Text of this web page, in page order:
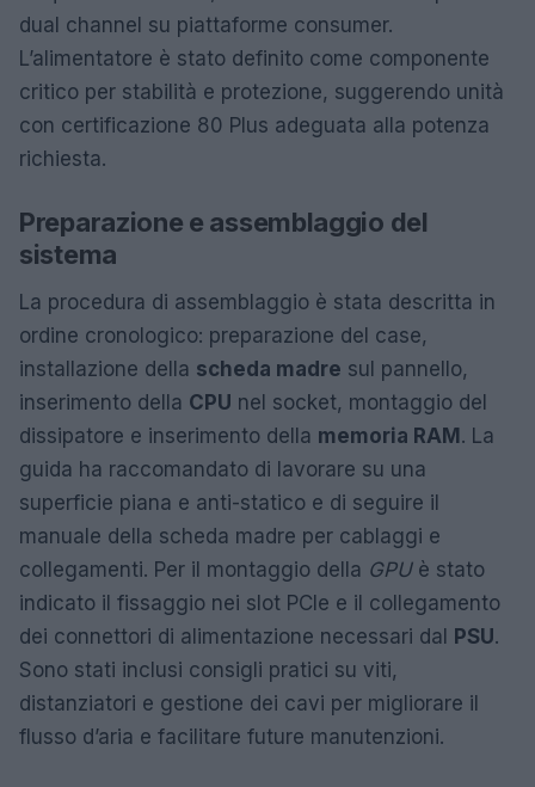
dual channel su piattaforme consumer.
L’alimentatore è stato definito come componente
critico per stabilità e protezione, suggerendo unità
con certificazione 80 Plus adeguata alla potenza
richiesta.
Preparazione e assemblaggio del
sistema
La procedura di assemblaggio è stata descritta in
ordine cronologico: preparazione del case,
installazione della scheda madre sul pannello,
inserimento della CPU nel socket, montaggio del
dissipatore e inserimento della memoria RAM . La
guida ha raccomandato di lavorare su una
superficie piana e anti-statico e di seguire il
manuale della scheda madre per cablaggi e
collegamenti. Per il montaggio della GPUè stato
indicato il fissaggio nei slot PCIe e il collegamento
dei connettori di alimentazione necessari dal
PSU.
Sono stati inclusi consigli pratici su viti,
distanziatori e gestione dei cavi per migliorare il
flusso d’aria e facilitare future manutenzioni.